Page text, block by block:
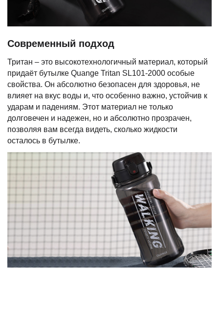
Современный подход
Тритан – это высокотехнологичный материал, который
придаёт бутылке Quange Tritan SL101-2000 особые
свойства. Он абсолютно безопасен для здоровья, не
влияет на вкус воды и, что особенно важно, устойчив к
ударам и падениям. Этот материал не только
долговечен и надежен, но и абсолютно прозрачен,
позволяя вам всегда видеть, сколько жидкости
осталось в бутылке.